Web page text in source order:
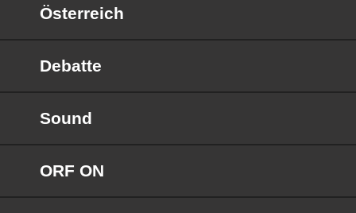
Österreich
Debatte
Sound
ORF ON